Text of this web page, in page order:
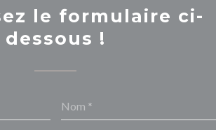
le formulaire ci-
dessous !